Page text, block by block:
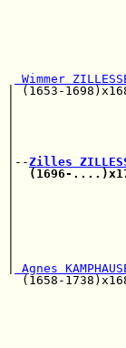
Wimmer
| (1653-
|
|--Zilles
(1696-
|
|
|
Agnes